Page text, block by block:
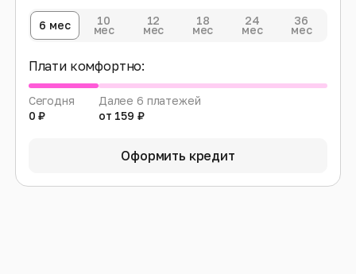
6 мес 10
мес
12
мес
18
мес
24
мес
36
мес
Плати комфортно:
Сегодня
0 ₽
Далее 6 платежей
от 159 ₽
Оформить кредит